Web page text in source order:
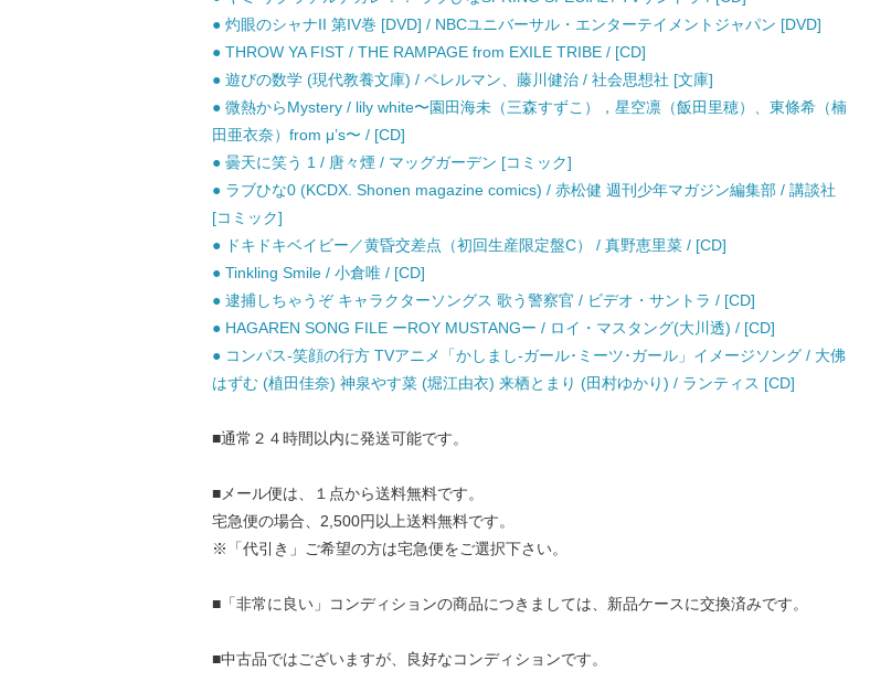
● 灼眼のシャナII 第IV巻 [DVD] / NBCユニバーサル・エンターテイメントジャパン [DVD]
● THROW YA FIST / THE RAMPAGE from EXILE TRIBE / [CD]
● 遊びの数学 (現代教養文庫) / ペレルマン、藤川健治 / 社会思想社 [文庫]
● 微熱からMystery / lily white〜園田海未（三森すずこ），星空凛（飯田里穂）、東條希（楠
田亜衣奈）from μ’s〜 / [CD]
● 曇天に笑う 1 / 唐々煙 / マッグガーデン [コミック]
● ラブひな0 (KCDX. Shonen magazine comics) / 赤松健 週刊少年マガジン編集部 / 講談社
[コミック]
● ドキドキベイビー／黄昏交差点（初回生産限定盤C） / 真野恵里菜 / [CD]
● Tinkling Smile / 小倉唯 / [CD]
● 逮捕しちゃうぞ キャラクターソングス 歌う警察官 / ビデオ・サントラ / [CD]
● HAGAREN SONG FILE ーROY MUSTANGー / ロイ・マスタング(大川透) / [CD]
● コンパス-笑顔の行方 TVアニメ「かしまし-ガール･ミーツ･ガール」イメージソング / 大佛
はずむ (植田佳奈) 神泉やす菜 (堀江由衣) 来栖とまり (田村ゆかり) / ランティス [CD]
■通常２４時間以内に発送可能です。
■メール便は、１点から送料無料です。
宅急便の場合、2,500円以上送料無料です。
※「代引き」ご希望の方は宅急便をご選択下さい。
■「非常に良い」コンディションの商品につきましては、新品ケースに交換済みです。
■中古品ではございますが、良好なコンディションです。